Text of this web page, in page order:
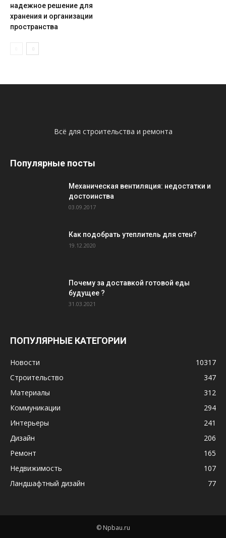
надежное решение для
хранения и организации
пространства
Всё для строительства и ремонта
Популярные посты
Механическая вентиляция: недостатки и
достоинства
03.09.2017
Как подобрать утеплитель для стен?
19.12.2020
Почему за доставкой готовой еды
будущее ?
31.03.2021
ПОПУЛЯРНЫЕ КАТЕГОРИИ
Новости
10317
Строительство
347
Материалы
312
Коммуникации
294
Интерьеры
241
Дизайн
206
Ремонт
165
Недвижимость
107
Ландшафтный дизайн
77
© Npbau.ru